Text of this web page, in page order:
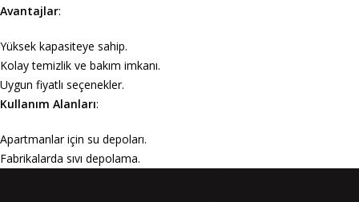
Avantajlar:
Yüksek kapasiteye sahip.
Kolay temizlik ve bakım imkanı.
Uygun fiyatlı seçenekler.
Kullanım Alanları:
Apartmanlar için su depoları.
Fabrikalarda sıvı depolama.